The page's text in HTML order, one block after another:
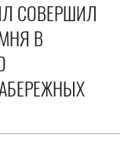
СОВЕРШИЛ
В